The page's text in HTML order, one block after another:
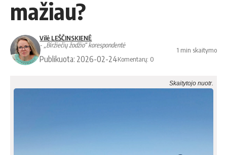
mažiau?
Vilė LEŠČINSKIENĖ
- „Biržiečių žodžio“ korespondentė
Publikuota: 2026-02-24Komentarų: 0
1 min skaitymo
Skaitytojo nuotr.